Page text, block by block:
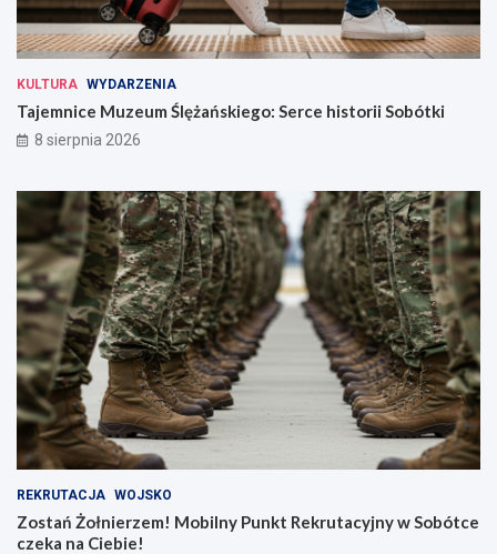
KULTURA WYDARZENIA
Tajemnice Muzeum Ślężańskiego: Serce historii Sobótki
8 sierpnia 2026
REKRUTACJA WOJSKO
Zostań Żołnierzem! Mobilny Punkt Rekrutacyjny w Sobótce
czeka na Ciebie!